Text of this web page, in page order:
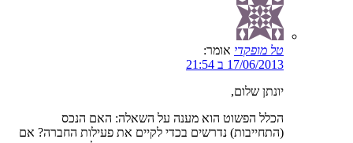
טל מופקדי אומר:
17/06/2013 ב 21:54
יונתן שלום,
הכלל הפשוט הוא מענה על השאלה: האם הנכס
(התחייבות) נדרשים בכדי לקיים את פעילות החברה? אם